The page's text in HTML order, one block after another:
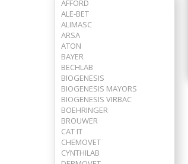
AFFORD
ALE-BET
ALIMASC
ARSA
ATON
BAYER
BECHLAB
BIOGENESIS
BIOGENESIS MAYORS
BIOGENESIS VIRBAC
BOEHRINGER
BROUWER
CAT IT
CHEMOVET
CYNTHILAB